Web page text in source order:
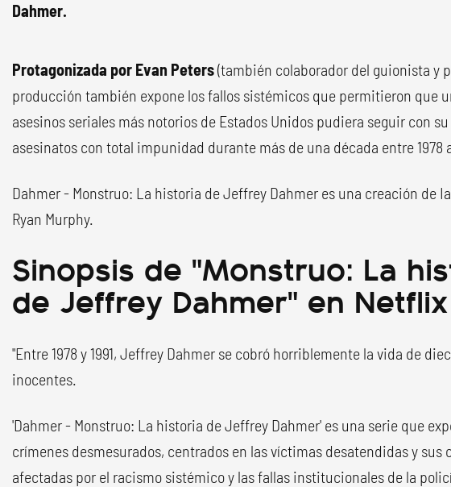
Dahmer.
Protagonizada por Evan Peters(también colaborador del guionista y
producción también expone los fallos sistémicos que permitieron que
asesinos seriales más notorios de Estados Unidos pudiera seguir con
asesinatos con total impunidad durante más de una década entre 1978 a
Dahmer - Monstruo: La historia de Jeffrey Dahmer es una creación de
Ryan Murphy.
Sinopsis de "Monstruo: La
de Jeffrey Dahmer" en Netflix
"Entre 1978 y 1991, Jeffrey Dahmer se cobró horriblemente la vida de
inocentes.
'Dahmer - Monstruo: La historia de Jeffrey Dahmer' es una serie que
crímenes desmesurados, centrados en las víctimas desatendidas y sus
afectadas por el racismo sistémico y las fallas institucionales de la